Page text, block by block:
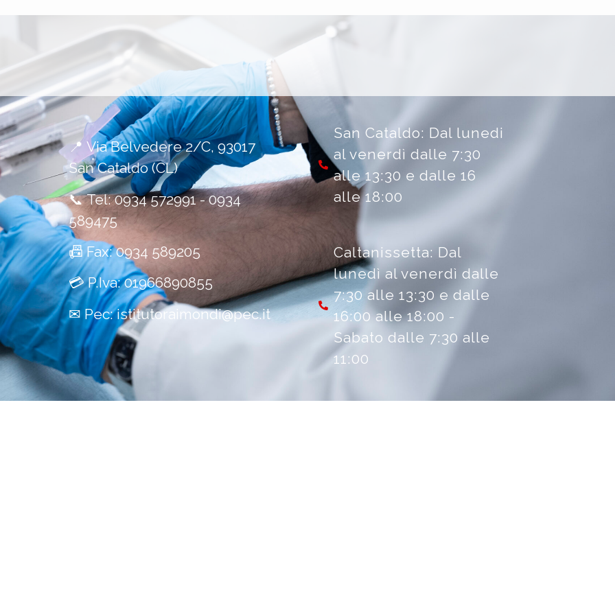
📍 Via Belvedere 2/C, 93017
San Cataldo (CL)
📞 Tel:0934 572991-0934
589475
📠 Fax: 0934 589205
💳 P.Iva: 01966890855
✉ Pec:istitutoraimondi@pec.it
San Cataldo: Dal lunedi
al venerdì dalle 7:30
alle 13:30 e dalle 16
alle 18:00
Caltanissetta: Dal
lunedì al venerdì dalle
7:30 alle 13:30 e dalle
16:00 alle 18:00 -
Sabato dalle 7:30 alle
11:00